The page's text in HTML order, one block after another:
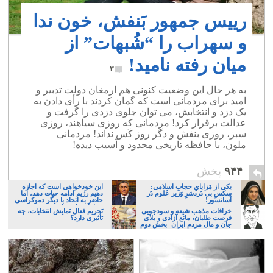
رییس جمهور بَنفش، خون ندا
و سهراب را “شُبهات” از
میان رفته نامید!
۳
به هر حال این وضعیت کنونی هم ارمغان دولت تدبیر و
امید برای مردمانی است که گمان کردند با رأی دادن به
یک دزد و انتخابش، می توان جلوی دزدی را گرفت و
عدالت برقرار کرد! مردمانی که روزی سیاهند، روزی
سبز، روزی بنفش و دگر روز کَس نداند! مردمانی
ملون، با حافظه تاریخی محدود و آسیب دیده!
۹۴۴ پخش
یکی از مَزایایِ حجابِ اسلامی:
سکسِ بی دَردسَرِ وَزیر عُلوم دَر
آسانسور!
این خودخواهی است که اجازه
دهیم رژیم ادامه حیات دهد، اما
حاضر به اتحاد با دیگر دموکراسی
خواهان نباشیم!
خرافات مذهب شیعه و سودجویی
فرصت طلبان، مانع آزادی و بلای
جان و مال مردم ایران- بخش دوم
تَحریم فعال نَمایش انتخابات، چه
تأثیری دارد؟